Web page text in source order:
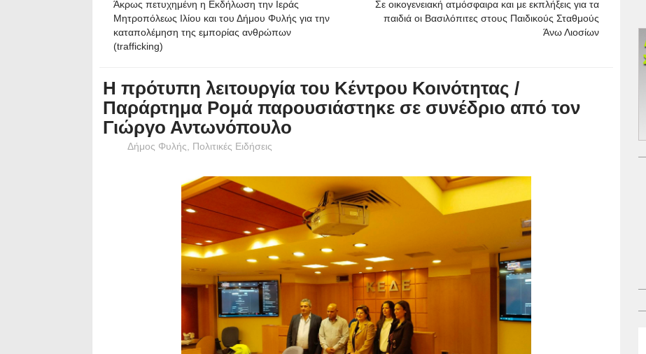
Άκρως πετυχημένη η Εκδήλωση την Ιεράς
Μητροπόλεως Ιλίου και του Δήμου Φυλής για την
καταπολέμηση της εμπορίας ανθρώπων
(trafficking)
Σε οικογενειακή ατμόσφαιρα και με εκπλήξεις για τα
παιδιά οι Βασιλόπιτες στους Παιδικούς Σταθμούς
Άνω Λιοσίων
Η πρότυπη λειτουργία του Κέντρου Κοινότητας /
Παράρτημα Ρομά παρουσιάστηκε σε συνέδριο από τον
Γιώργο Αντωνόπουλο
Δήμος Φυλής Πολιτικές Ειδήσεις